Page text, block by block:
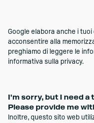
Google elabora anche i
acconsentire alla
preghiamo di leggere le
informativa sulla privacy.
I'm sorry, but I need
Please provide me
Inoltre, questo sito web